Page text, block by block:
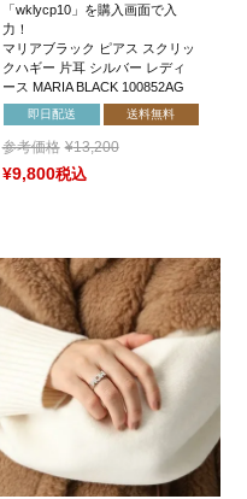
「wklycp10」を購入画面で入
力！
マリアブラック ピアス スクリッ
クハギー 片耳 シルバー レディ
ース MARIA BLACK 100852AG
即日配送 送料無料
参考価格 ¥13,200
¥9,800税込